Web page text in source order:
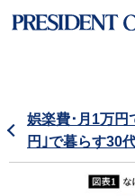
娯楽費･月1万
円｣で暮らす30